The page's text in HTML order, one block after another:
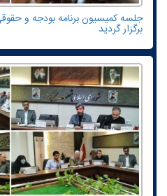
جلسه کمیسیون برنامه بودجه و
برگزار گردید